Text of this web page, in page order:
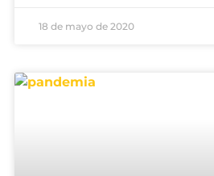
18 de mayo de 2020